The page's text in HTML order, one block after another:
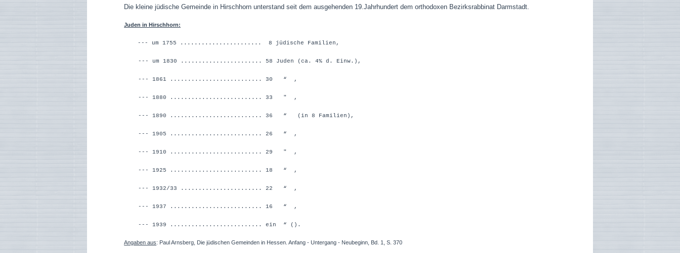
Die kleine jüdische Gemeinde in Hirschhorn unterstand seit dem ausgehenden 19.Jahrhundert dem orthodoxen Bezirksrabbinat Darmstadt.
Juden in Hirschhorn:
--- um 1755 ....................... 8 jüdische Familien,
--- um 1830 ....................... 58 Juden (ca. 4% d. Einw.),
--- 1861 .......................... 30 “ ,
--- 1880 .......................... 33 " ,
--- 1890 .......................... 36 “ (in 8 Familien),
--- 1905 .......................... 26 “ ,
--- 1910 .......................... 29 " ,
--- 1925 .......................... 18 “ ,
--- 1932/33 ....................... 22 “ ,
--- 1937 .......................... 16 “ ,
--- 1939 .......................... ein “ ().
Angaben aus: Paul Arnsberg, Die jüdischen Gemeinden in Hessen. Anfang - Untergang - Neubeginn, Bd. 1, S. 370